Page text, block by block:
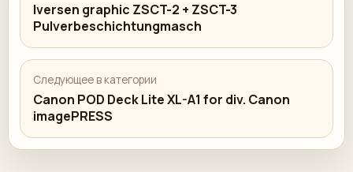
Iversen graphic ZSCT-2 + ZSCT-3
Pulverbeschichtungmasch
Следующее в категории
Canon POD Deck Lite XL-A1 for div. Canon
imagePRESS